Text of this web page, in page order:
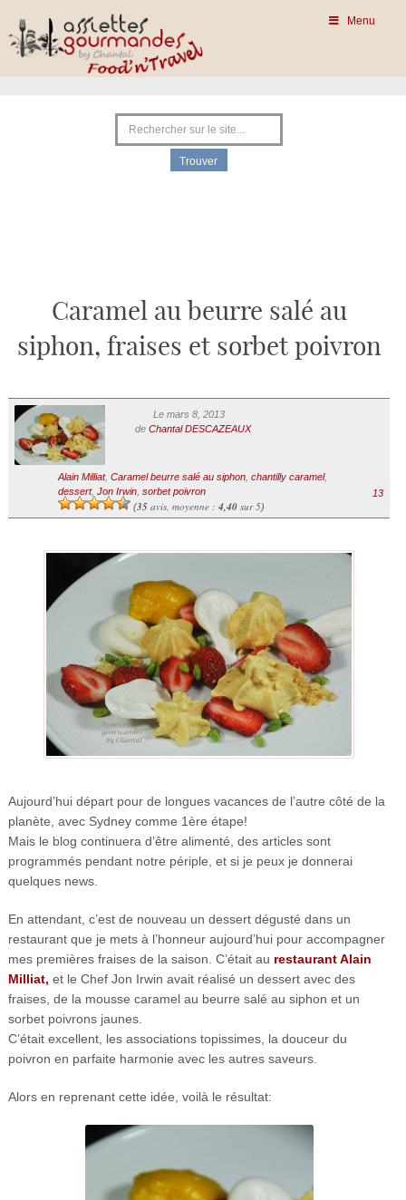
Menu
Caramel au beurre salé au
siphon, fraises et sorbet poivron
Le mars 8, 2013
de Chantal DESCAZEAUX
Alain Milliat, Caramel beurre salé au siphon, chantilly caramel,
dessert, Jon Irwin, sorbet poivron
(35avis, moyenne : 4,40sur 5)
13
Aujourd’hui départ pour de longues vacances de l’autre côté de la
planète, avec Sydney comme 1ère étape!
Mais le blog continuera d’être alimenté, des articles sont
programmés pendant notre périple, et si je peux je donnerai
quelques news.
En attendant, c’est de nouveau un dessert dégusté dans un
restaurant que je mets à l’honneur aujourd’hui pour accompagner
mes premières fraises de la saison. C’était au restaurant Alain
Milliat, et le Chef Jon Irwin avait réalisé un dessert avec des
fraises, de la mousse caramel au beurre salé au siphon et un
sorbet poivrons jaunes.
C’était excellent, les associations topissimes, la douceur du
poivron en parfaite harmonie avec les autres saveurs.
Alors en reprenant cette idée, voilà le résultat: